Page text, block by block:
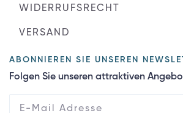
WIDERRUFSRECHT
VERSAND
ABONNIEREN SIE UNSEREN
Folgen Sie unseren attraktiven